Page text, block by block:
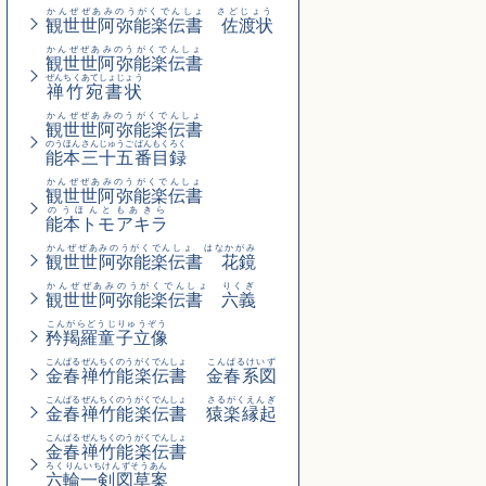
観世世阿弥能楽伝書 佐渡状
かんぜぜあみのうがくでんしょ さどじょう
観世世阿弥能楽伝書
かんぜぜあみのうがくでんしょ
禅竹宛書状
ぜんちくあてしょじょう
観世世阿弥能楽伝書
かんぜぜあみのうがくでんしょ
能本三十五番目録
のうほんさんじゅうごばんもくろく
観世世阿弥能楽伝書
かんぜぜあみのうがくでんしょ
能本トモアキラ
のうほんともあきら
観世世阿弥能楽伝書 花鏡
かんぜぜあみのうがくでんしょ はなかがみ
観世世阿弥能楽伝書 六義
かんぜぜあみのうがくでんしょ りくぎ
矜羯羅童子立像
こんがらどうじりゅうぞう
金春禅竹能楽伝書
こんぱるぜんちくのうがくでんしょ
金春系図
こんぱるけいず
金春禅竹能楽伝書
こんぱるぜんちくのうがくでんしょ
猿楽縁起
さるがくえんぎ
金春禅竹能楽伝書
こんぱるぜんちくのうがくでんしょ
六輪一剣図草案
ろくりんいちけんずそうあん